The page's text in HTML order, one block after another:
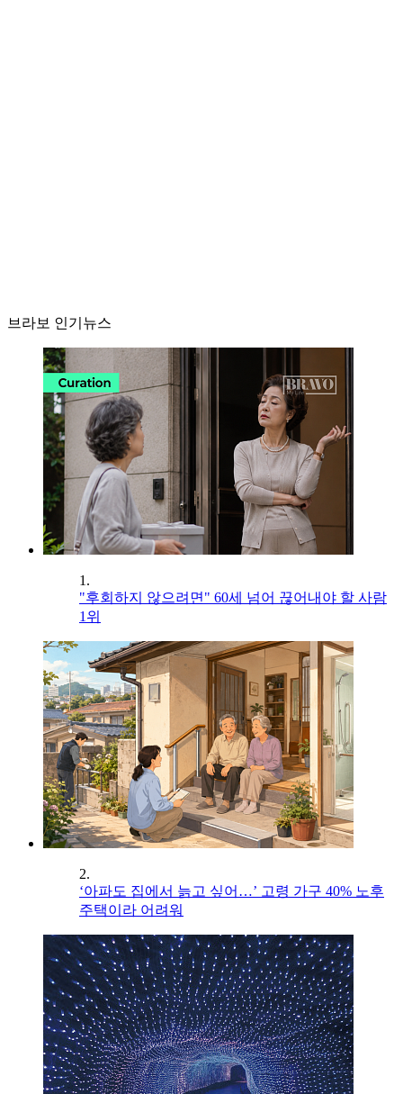
브라보 인기뉴스
1.
"후회하지 않으려면" 60세 넘어 끊어내야 할 사람
1위
2.
‘아파도 집에서 늙고 싶어…’ 고령 가구 40% 노후
주택이라 어려워